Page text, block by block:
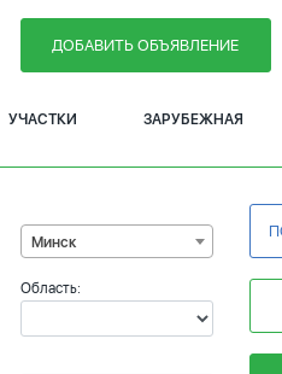
ДОБАВИТЬ ОБЪЯВЛЕНИЕ
УЧАСТКИ ЗАРУБЕЖНАЯ
Минск
Область: